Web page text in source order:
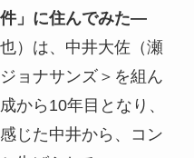
」に住んでみた―
）は、中井大佐（瀬
ョナサンズ＞を組ん
から10年目となり、
じた中井から、コン